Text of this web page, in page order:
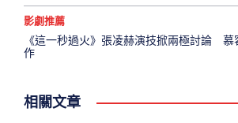
影劇推薦
《這一秒過火》張凌赫演技掀兩極討論 慕
作
相關文章